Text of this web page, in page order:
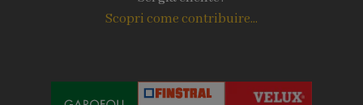
Scopri come contribuire...